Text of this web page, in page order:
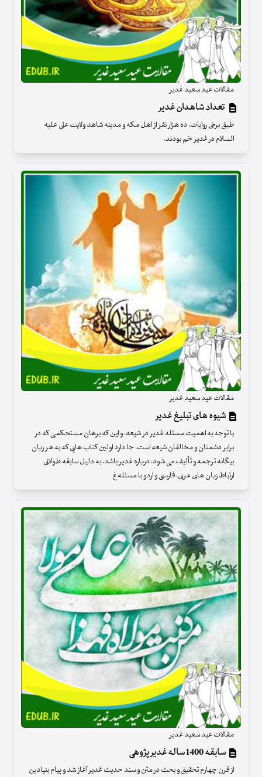
مقالات عید سعید غدیر
تعداد شاهدان غدیر
طبق برخی روایات، ده هزار نفر از اهل مکه و مدینه شاهد ولایت علی علیه
السلام در غدیر خم بودند.
مقالات عید سعید غدیر
شیوه های تبلیغ غدیر
با توجه به اهمیت مسئله غدیر در شیعه، و این که برهان مستحکمی که در
برابر دشمنان و مخالفان شیعه است، جا دارد اولین کتاب هایی که به هر زبان
بیگانه ترجمه و تألیف می شود، درباره غدیر باشد. به دلیل سابقه طولانی
ارتباط زبان های عربی، فارسی و اردو با مسئله غ
مقالات عید سعید غدیر
سابقه 1400 ساله غدیر پژوهی
از قرن چهارم تحقیق و بحث در متن و سند حدیث غدیر آغاز شد و پیام بنیادین